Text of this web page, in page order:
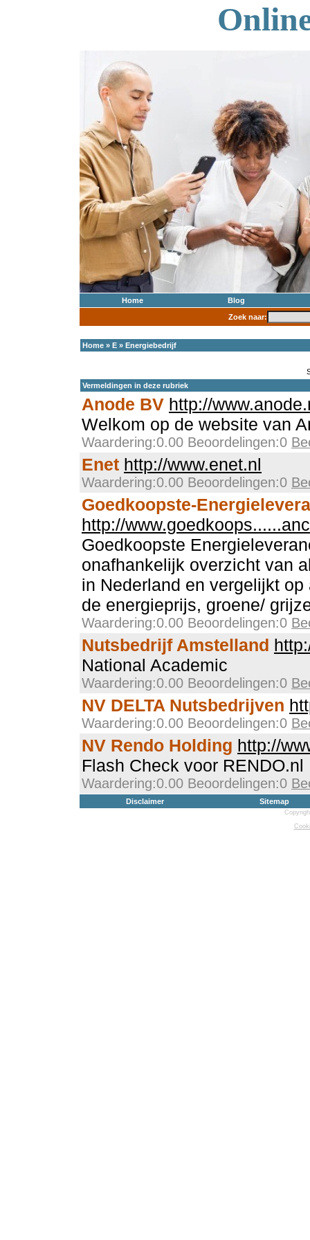
Home
Blog
Zoek naar:
Home » E » Energiebedrijf
Vermeldingen in deze rubriek
Anode BV http://
Welkom op de website van
Waardering:0.00 Beoordelingen:0
Enet http://www.enet.nl
Waardering:0.00 Beoordelingen:0
Goedkoopste-
http://
Goedkoopste
onafhankelijk overzicht van
in Nederland en vergelijkt
de energieprijs, groene/
Waardering:0.00 Beoordelingen:0
Nutsbedrijf Amstelland
National Academic
Waardering:0.00 Beoordelingen:0
NV DELTA Nutsbedrijven
Waardering:0.00 Beoordelingen:0
NV Rendo Holding http://
Flash Check voor RENDO.nl
Waardering:0.00 Beoordelingen:0
Disclaimer Sitemap